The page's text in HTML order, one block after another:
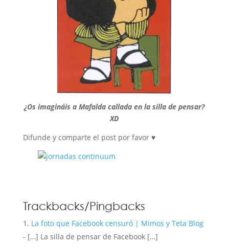
¿Os imagináis a Mafalda callada en la silla de pensar?
XD
Difunde y comparte el post por favor ♥
Trackbacks/Pingbacks
La foto que Facebook censuró | Mimos y Teta Blog
- […] La silla de pensar de Facebook […]